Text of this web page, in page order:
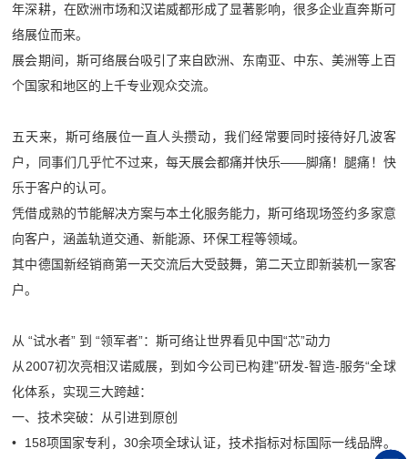
年深耕，在欧洲市场和汉诺威都形成了显著影响，很多企业直奔斯可
络展位而来。
展会期间，斯可络展台吸引了来自欧洲、东南亚、中东、美洲等上百
个国家和地区的上千专业观众交流。
五天来，斯可络展位一直人头攒动，我们经常要同时接待好几波客
户，同事们几乎忙不过来，每天展会都痛并快乐——脚痛！腿痛！快
乐于客户的认可。
凭借成熟的节能解决方案与本土化服务能力，斯可络现场签约多家意
向客户，涵盖轨道交通、新能源、环保工程等领域。
其中德国新经销商第一天交流后大受鼓舞，第二天立即新装机一家客
户。
从 “试水者” 到 “领军者”：斯可络让世界看见中国“芯”动力
从2007初次亮相汉诺威展，到如今公司已构建”研发-智造-服务“全球
化体系，实现三大跨越：
一、技术突破：从引进到原创
• 158项国家专利，30余项全球认证，技术指标对标国际一线品牌。